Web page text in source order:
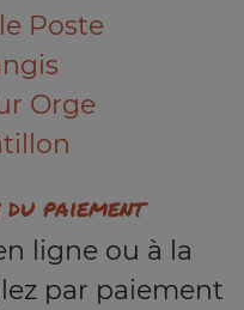
Poste
Orge
paiement
ligne ou à la
par paiement